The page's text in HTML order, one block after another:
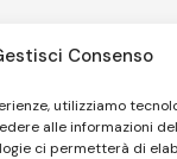
Consenso
utilizziamo
alle informazioni
ci permetterà di
1500 spettatori a